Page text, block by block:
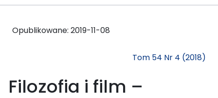
Opublikowane: 2019-11-08
Tom 54 Nr 4 (2018)
Filozofia i film –